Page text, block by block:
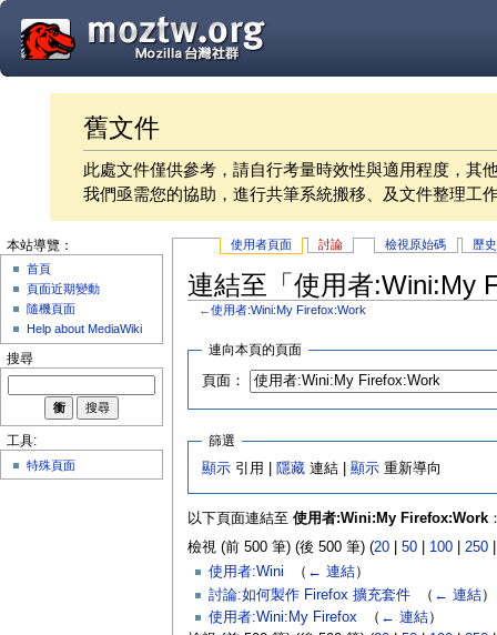
舊文件
此處文件僅供參考，請自行考量時效性與適用程度，其
我們亟需您的協助，進行共筆系統搬移、及文件整理工
使用者頁面 討論 檢視原始碼 歷
連結至「使用者:Wini:My
←使用者:Wini:My Firefox:Work
連向本頁的頁面
頁面：
篩選
顯示 引用 | 隱藏 連結 |顯示 重新導向
以下頁面連結至 使用者:Wini:My Firefox:Work
檢視 (前 500 筆) (後 500 筆) (20| 50| 100| 250
使用者:Wini
（ ← 連結）
討論:如何製作 Firefox 擴充套件‎ （ ← 連結）
使用者:Wini:My Firefox‎ （ ← 連結）
本站導覽：
首頁
頁面近期變動
隨機頁面
Help about MediaWiki
搜尋
工具:
特殊頁面